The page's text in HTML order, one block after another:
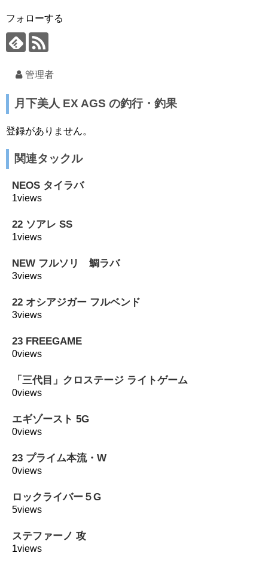
フォローする
管理者
月下美人 EX AGS の釣行・釣果
登録がありません。
関連タックル
NEOS タイラバ
1views
22 ソアレ SS
1views
NEW フルソリ 鯛ラバ
3views
22 オシアジガー フルベンド
3views
23 FREEGAME
0views
「三代目」クロステージ ライトゲーム
0views
エギゾースト 5G
0views
23 プライム本流・W
0views
ロックライバー５G
5views
ステファーノ 攻
1views